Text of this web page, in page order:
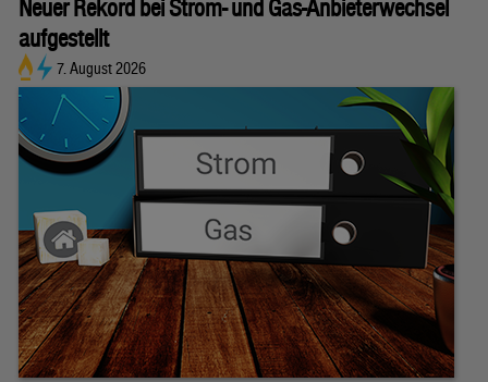
Neuer Rekord bei Strom- und Gas-Anbieterwechsel
aufgestellt
7. August 2026